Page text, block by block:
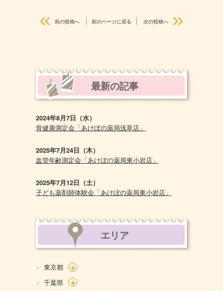
前の投稿へ 前のページに戻る 次の投稿へ
最新の記事
2024年8月7日（水）
骨健康測定会「あけぼの薬局浅草店」
2025年7月24日（木）
血管年齢測定会「あけぼの薬局東小岩店」
2025年7月12日（土）
子ども薬剤師体験会「あけぼの薬局東小岩店」
エリア
東京都 +
千葉県 +